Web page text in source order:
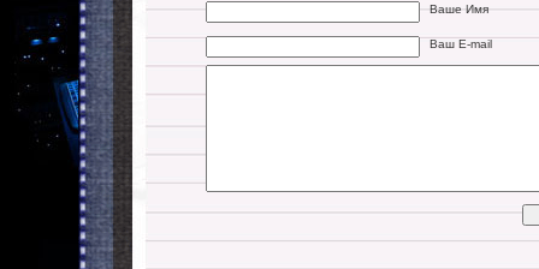
Ваше Имя
Ваш E-mail